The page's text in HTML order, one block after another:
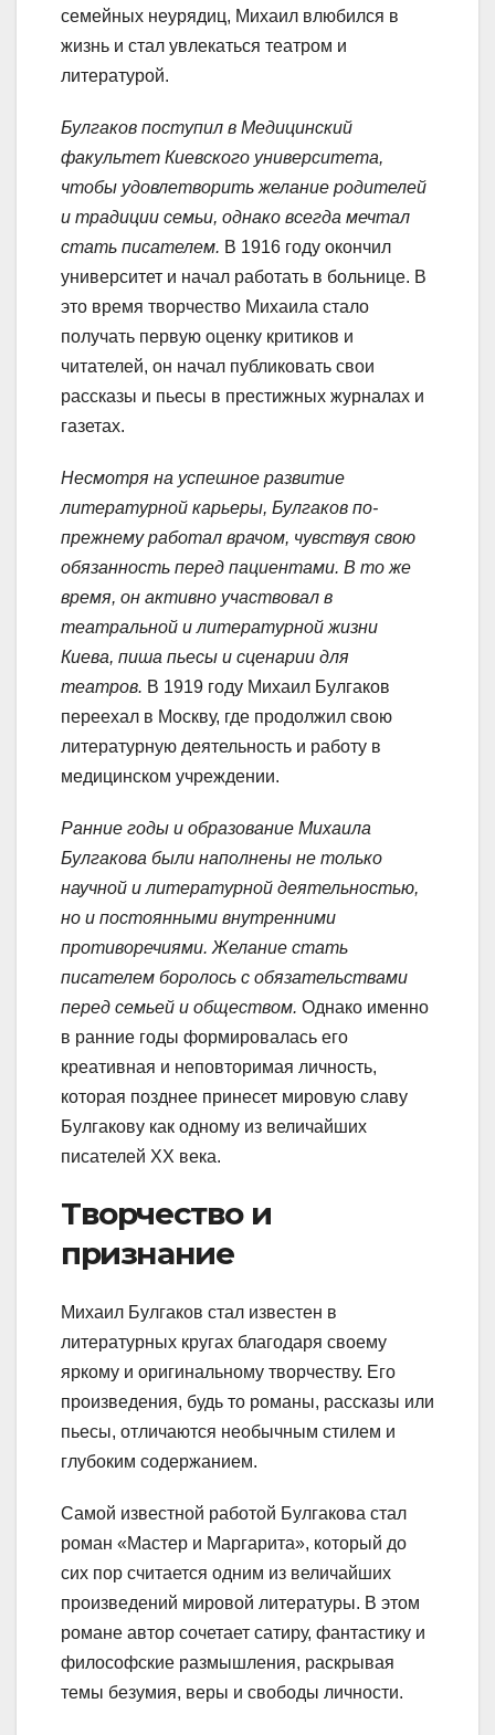
семейных неурядиц, Михаил влюбился в
жизнь и стал увлекаться театром и
литературой.
Булгаков поступил в Медицинский
факультет Киевского университета,
чтобы удовлетворить желание родителей
и традиции семьи, однако всегда мечтал
стать писателем. В 1916 году окончил
университет и начал работать в больнице. В
это время творчество Михаила стало
получать первую оценку критиков и
читателей, он начал публиковать свои
рассказы и пьесы в престижных журналах и
газетах.
Несмотря на успешное развитие
литературной карьеры, Булгаков по-
прежнему работал врачом, чувствуя свою
обязанность перед пациентами. В то же
время, он активно участвовал в
театральной и литературной жизни
Киева, пиша пьесы и сценарии для
театров. В 1919 году Михаил Булгаков
переехал в Москву, где продолжил свою
литературную деятельность и работу в
медицинском учреждении.
Ранние годы и образование Михаила
Булгакова были наполнены не только
научной и литературной деятельностью,
но и постоянными внутренними
противоречиями. Желание стать
писателем боролось с обязательствами
перед семьей и обществом. Однако именно
в ранние годы формировалась его
креативная и неповторимая личность,
которая позднее принесет мировую славу
Булгакову как одному из величайших
писателей XX века.
Творчество и
признание
Михаил Булгаков стал известен в
литературных кругах благодаря своему
яркому и оригинальному творчеству. Его
произведения, будь то романы, рассказы или
пьесы, отличаются необычным стилем и
глубоким содержанием.
Самой известной работой Булгакова стал
роман «Мастер и Маргарита», который до
сих пор считается одним из величайших
произведений мировой литературы. В этом
романе автор сочетает сатиру, фантастику и
философские размышления, раскрывая
темы безумия, веры и свободы личности.